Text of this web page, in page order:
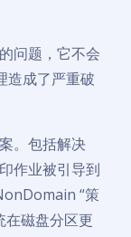
问题，它不会
造成了严重破
。包括解决
作业被引导到
“策
在磁盘分区更